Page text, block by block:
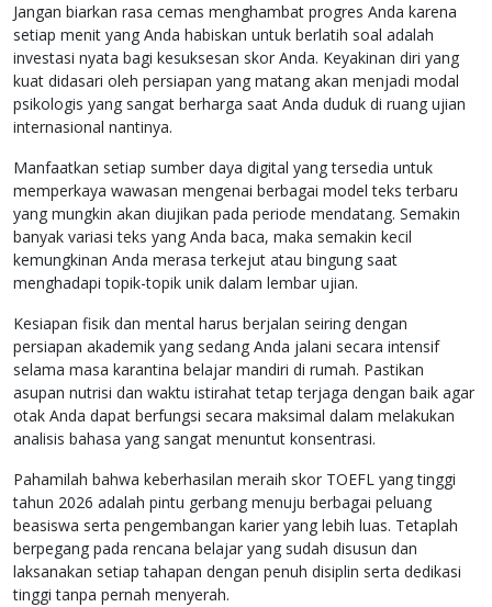
Jangan biarkan rasa cemas menghambat progres Anda karena
setiap menit yang Anda habiskan untuk berlatih soal adalah
investasi nyata bagi kesuksesan skor Anda. Keyakinan diri yang
kuat didasari oleh persiapan yang matang akan menjadi modal
psikologis yang sangat berharga saat Anda duduk di ruang ujian
internasional nantinya.
Manfaatkan setiap sumber daya digital yang tersedia untuk
memperkaya wawasan mengenai berbagai model teks terbaru
yang mungkin akan diujikan pada periode mendatang. Semakin
banyak variasi teks yang Anda baca, maka semakin kecil
kemungkinan Anda merasa terkejut atau bingung saat
menghadapi topik-topik unik dalam lembar ujian.
Kesiapan fisik dan mental harus berjalan seiring dengan
persiapan akademik yang sedang Anda jalani secara intensif
selama masa karantina belajar mandiri di rumah. Pastikan
asupan nutrisi dan waktu istirahat tetap terjaga dengan baik agar
otak Anda dapat berfungsi secara maksimal dalam melakukan
analisis bahasa yang sangat menuntut konsentrasi.
Pahamilah bahwa keberhasilan meraih skor TOEFL yang tinggi
tahun 2026 adalah pintu gerbang menuju berbagai peluang
beasiswa serta pengembangan karier yang lebih luas. Tetaplah
berpegang pada rencana belajar yang sudah disusun dan
laksanakan setiap tahapan dengan penuh disiplin serta dedikasi
tinggi tanpa pernah menyerah.